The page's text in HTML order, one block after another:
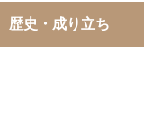
歴史・成り立ち